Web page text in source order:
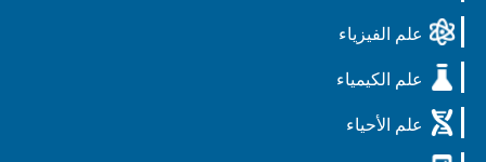
علم الفيزياء
علم الكيمياء
علم الأحياء